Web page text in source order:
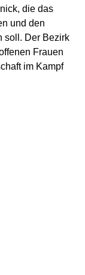
die das
und den
soll. Der Bezirk
Frauen
im Kampf